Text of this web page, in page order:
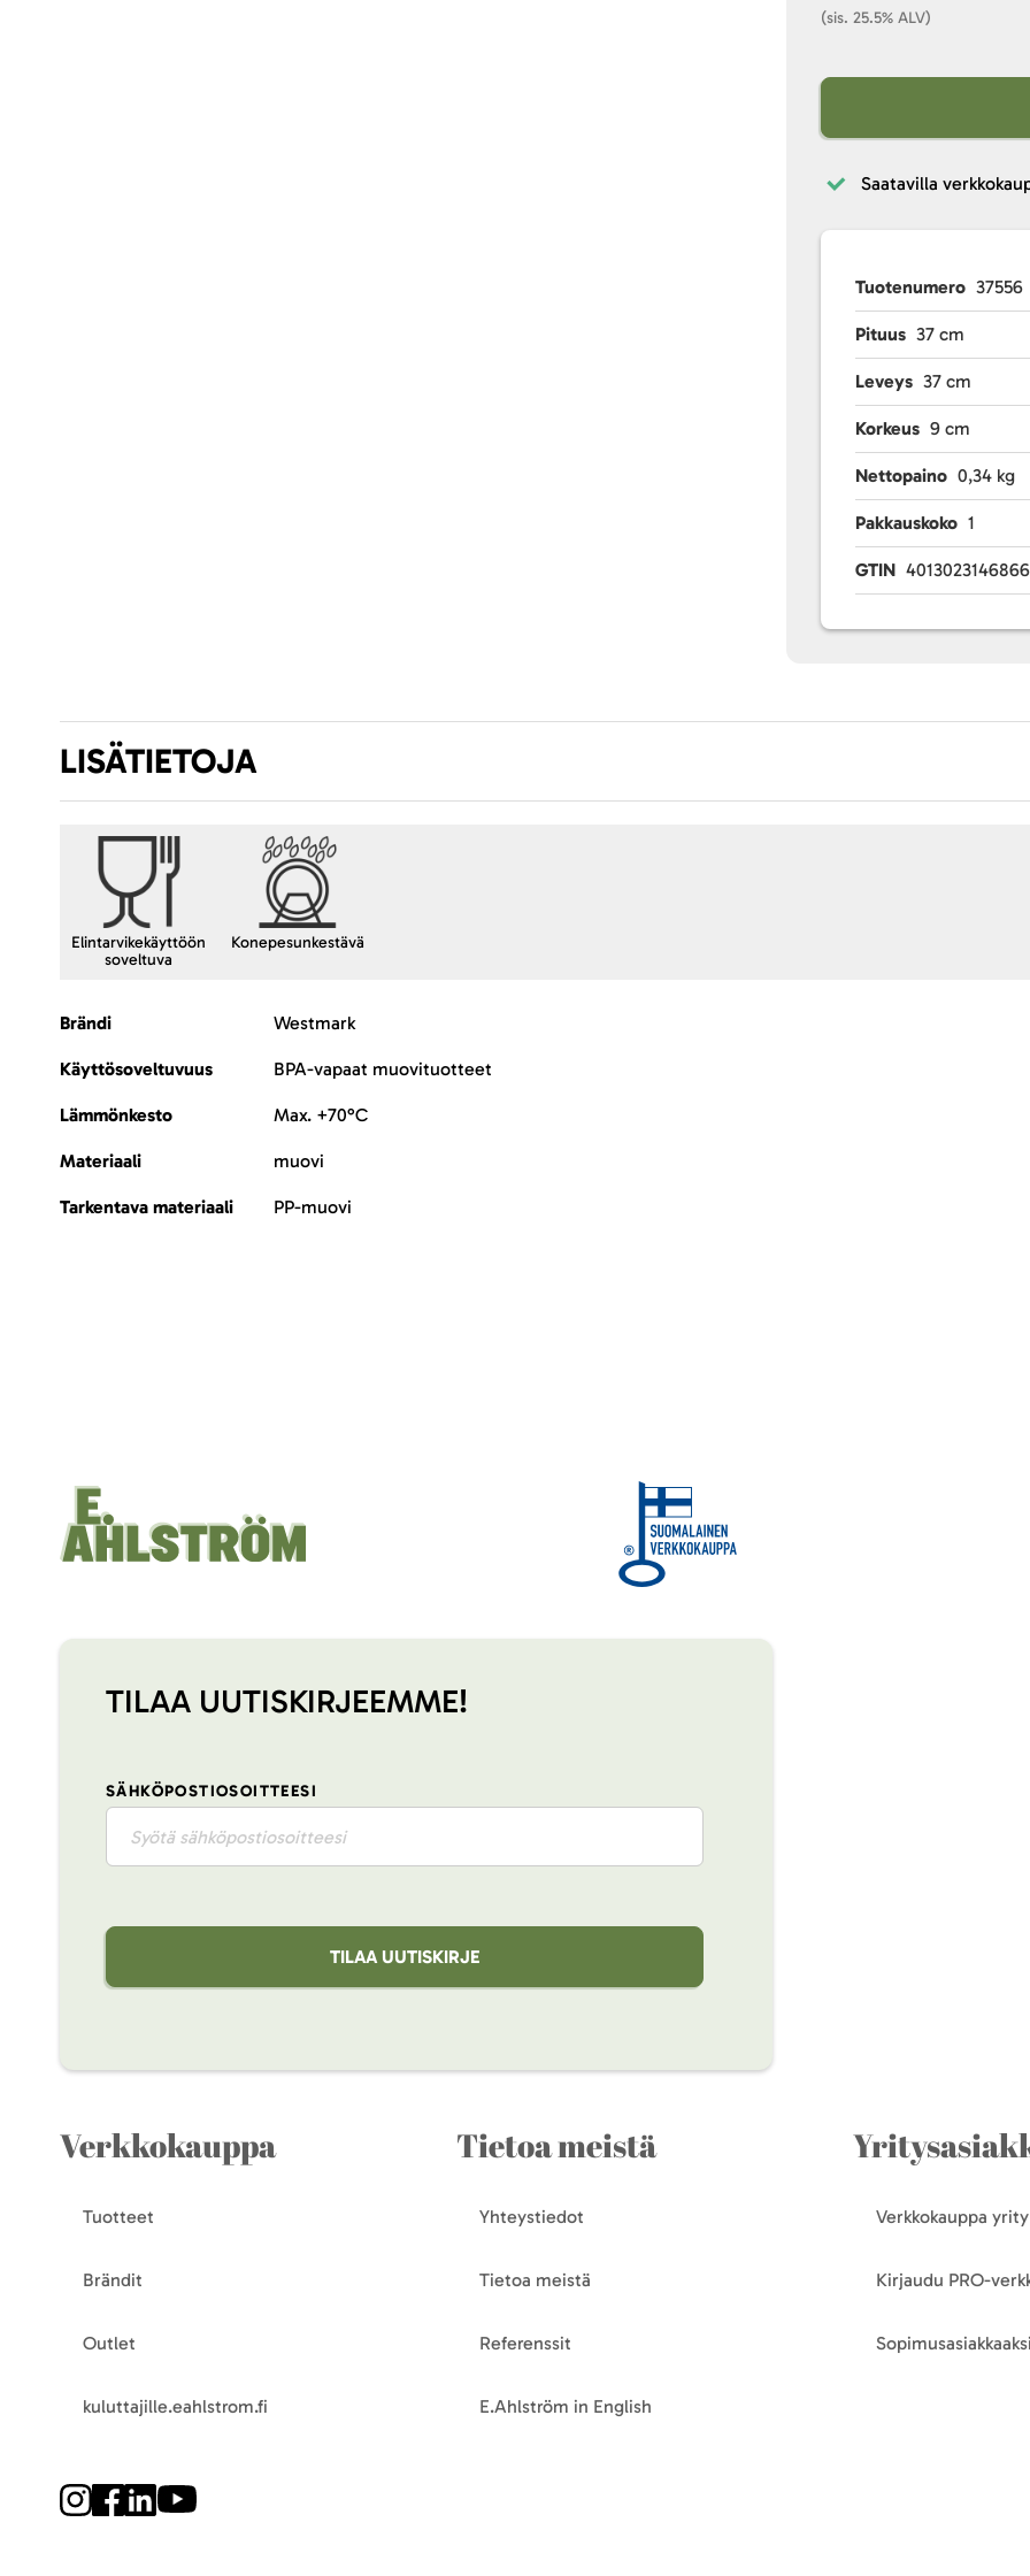
(sis. 25.5% ALV)
Saatavilla
Tuotenumero 37556
Pituus 37 cm
Leveys 37 cm
Korkeus 9 cm
Nettopaino 0,34 kg
Pakkauskoko 1
GTIN 4013023146866
LISÄTIETOJA
Elintarvikekäyttöön
soveltuva
Konepesunkestävä
Lisätietoja
Brändi Westmark
Käyttösoveltuvuus BPA-vapaat muovituotteet
Lämmönkesto Max. +70°C
Materiaali muovi
Tarkentava materiaali PP-muovi
TILAA UUTISKIRJEEMME!
SÄHKÖPOSTIOSOITTEESI
TILAA UUTISKIRJE
Verkkokauppa
Tuotteet
Brändit
Outlet
kuluttajille.eahlstrom.fi
Tietoa meistä
Yhteystiedot
Tietoa meistä
Referenssit
E.Ahlström in English
Verkkokauppa
Kirjaudu PRO-